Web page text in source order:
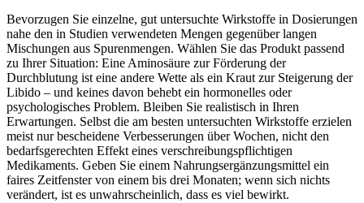
Bevorzugen Sie einzelne, gut untersuchte Wirkstoffe in Dosierungen
nahe den in Studien verwendeten Mengen gegenüber langen
Mischungen aus Spurenmengen. Wählen Sie das Produkt passend
zu Ihrer Situation: Eine Aminosäure zur Förderung der
Durchblutung ist eine andere Wette als ein Kraut zur Steigerung der
Libido – und keines davon behebt ein hormonelles oder
psychologisches Problem. Bleiben Sie realistisch in Ihren
Erwartungen. Selbst die am besten untersuchten Wirkstoffe erzielen
meist nur bescheidene Verbesserungen über Wochen, nicht den
bedarfsgerechten Effekt eines verschreibungspflichtigen
Medikaments. Geben Sie einem Nahrungsergänzungsmittel ein
faires Zeitfenster von einem bis drei Monaten; wenn sich nichts
verändert, ist es unwahrscheinlich, dass es viel bewirkt.